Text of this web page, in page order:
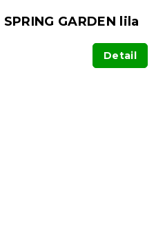
GARDEN lila
Detail